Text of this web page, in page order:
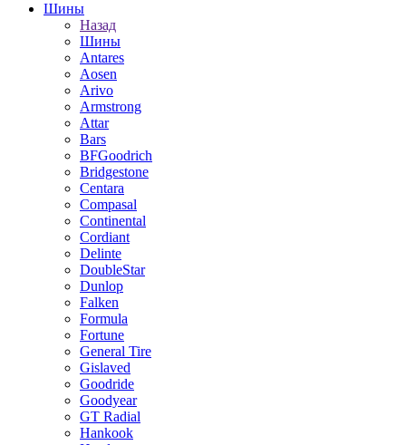
Шины
Назад
Шины
Antares
Aosen
Arivo
Armstrong
Attar
Bars
BFGoodrich
Bridgestone
Centara
Compasal
Continental
Cordiant
Delinte
DoubleStar
Dunlop
Falken
Formula
Fortune
General Tire
Gislaved
Goodride
Goodyear
GT Radial
Hankook